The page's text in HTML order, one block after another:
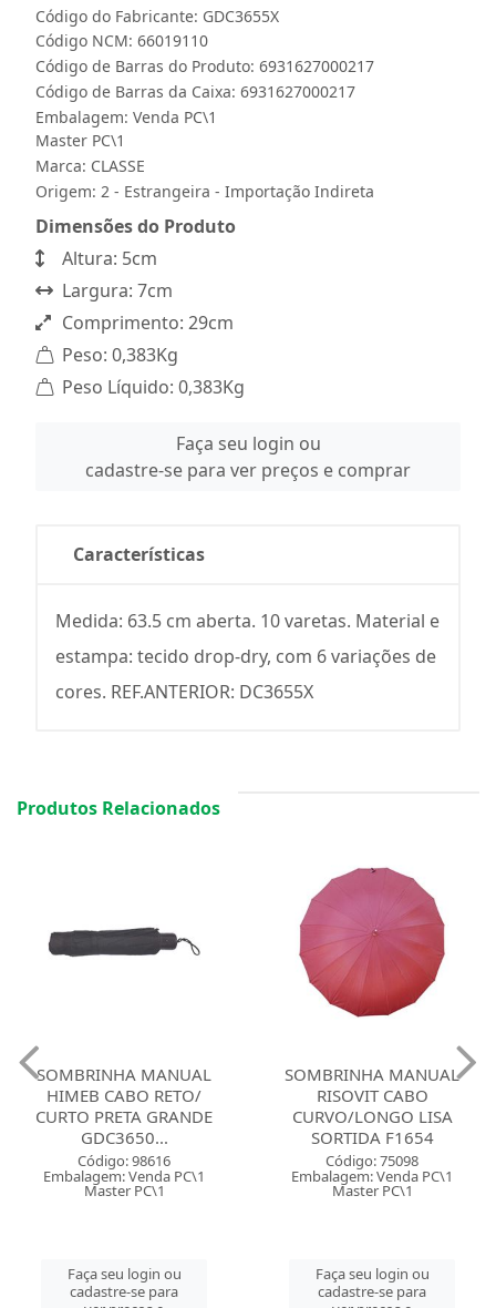
Código do Fabricante: GDC3655X
Código NCM: 66019110
Código de Barras do Produto: 6931627000217
Código de Barras da Caixa: 6931627000217
Embalagem: Venda PC\1
Master PC\1
Marca: CLASSE
Origem: 2 - Estrangeira - Importação Indireta
Dimensões do Produto
Altura: 5cm
Largura: 7cm
Comprimento: 29cm
Peso: 0,383Kg
Peso Líquido: 0,383Kg
Faça seu login ou
cadastre-se para ver preços e comprar
Características
Medida: 63.5 cm aberta. 10 varetas. Material e
estampa: tecido drop-dry, com 6 variações de
cores. REF.ANTERIOR: DC3655X
Produtos Relacionados
SOMBRINHA MANUAL
HIMEB CABO RETO/
CURTO PRETA GRANDE
GDC3650...
Código: 98616
Embalagem: Venda PC\1
Master PC\1
Faça seu login ou
cadastre-se para
SOMBRINHA MANUAL
RISOVIT CABO
CURVO/LONGO LISA
SORTIDA F1654
Código: 75098
Embalagem: Venda PC\1
Master PC\1
Faça seu login ou
cadastre-se para